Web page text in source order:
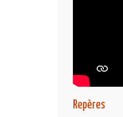
Repères